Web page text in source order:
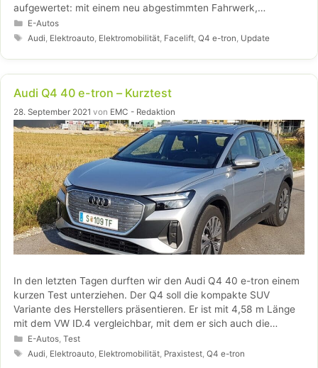
aufgewertet: mit einem neu abgestimmten Fahrwerk,
gesteigerter Effizienz, charakteristischem Sound und neuem
Editionsmodell. Neben einem optimierten Antriebskonzept und
Kategorien
E-Autos
Schlagwörter
Audi Elektroauto Elektromobilität Facelift ,Q4 e-tron Update
Audi Q4 40 e-tron – Kurztest
28. September 2021 von EMC - Redaktion
In den letzten Tagen durften wir den Audi Q4 40 e-tron einem
kurzen Test unterziehen. Der Q4 soll die kompakte SUV
Variante des Herstellers präsentieren. Er ist mit 4,58 m Länge
mit dem VW ID.4 vergleichbar, mit dem er sich auch die
Plattform teilt.
Kategorien
E-Autos,Test
Schlagwörter
Audi, Elektroauto, Elektromobilität, Praxistest,Q4 e-tron